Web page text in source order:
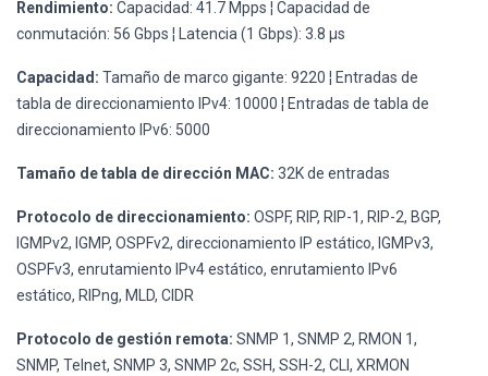
Rendimiento: Capacidad: 41.7 Mpps ¦ Capacidad de
conmutación: 56 Gbps ¦ Latencia (1 Gbps): 3.8 µs
Capacidad: Tamaño de marco gigante: 9220 ¦ Entradas de
tabla de direccionamiento IPv4: 10000 ¦ Entradas de tabla de
direccionamiento IPv6: 5000
Tamaño de tabla de dirección MAC: 32K de entradas
Protocolo de direccionamiento: OSPF, RIP, RIP-1, RIP-2, BGP,
IGMPv2, IGMP, OSPFv2, direccionamiento IP estático, IGMPv3,
OSPFv3, enrutamiento IPv4 estático, enrutamiento IPv6
estático, RIPng, MLD, CIDR
Protocolo de gestión remota: SNMP 1, SNMP 2, RMON 1,
SNMP, Telnet, SNMP 3, SNMP 2c, SSH, SSH-2, CLI, XRMON